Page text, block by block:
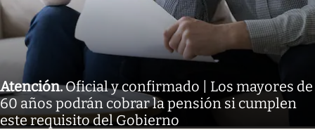
Atención.Oficial y confirmado | Los mayores de
60 años podrán cobrar la pensión si cumplen
este requisito del Gobierno